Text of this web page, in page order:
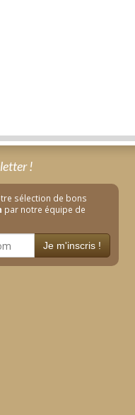
!
sélection de bons
par notre équipe de
Je m'inscris !